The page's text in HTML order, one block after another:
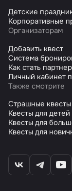
Детские
Корпоративные
Организаторам
Добавить квест
Система
Как стать
Личный кабинет
Также смотрите
Страшные квесты
Квесты для детей
Квесты для
Квесты для